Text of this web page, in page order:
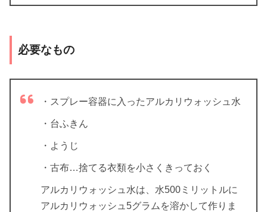
必要なもの
・スプレー容器に入ったアルカリウォッシュ水
・台ふきん
・ようじ
・古布…捨てる衣類を小さくきっておく
アルカリウォッシュ水は、水500ミリットルに
アルカリウォッシュ5グラムを溶かして作りま